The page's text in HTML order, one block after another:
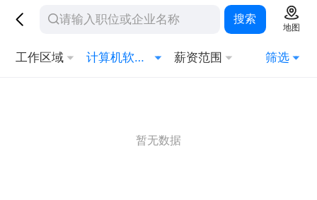
搜索
地图
工作区域 计算机软硬件 薪资范围 筛选
暂无数据